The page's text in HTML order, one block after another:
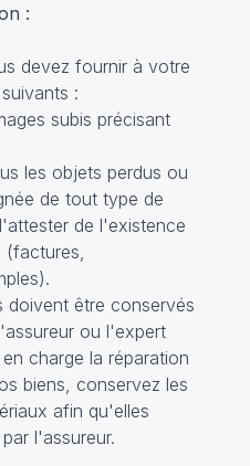
:
devez fournir à votre
:
subis précisant
les objets perdus ou
de tout type de
de l'existence
doivent être conservés
ou l'expert
charge la réparation
biens, conservez les
afin qu'elles
l'assureur.